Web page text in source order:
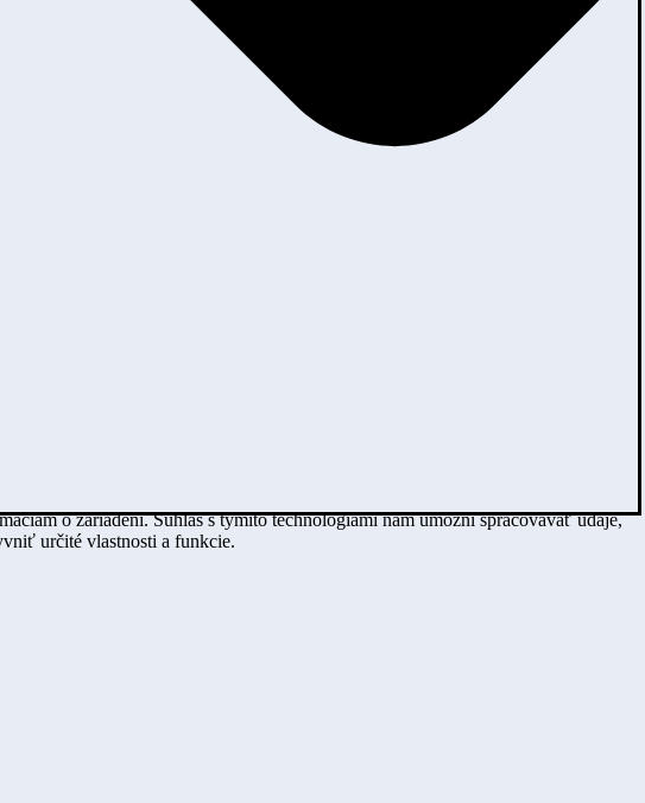
o zariadení. Súhlas s týmito technológiami nám umožní spracovávať údaje,
určité vlastnosti a funkcie.